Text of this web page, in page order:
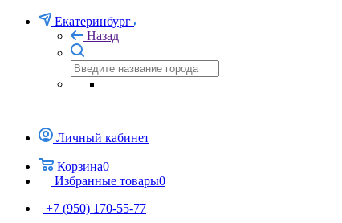
Екатеринбург
Назад
Личный кабинет
Корзина0
Избранные товары0
+7 (950) 170-55-77